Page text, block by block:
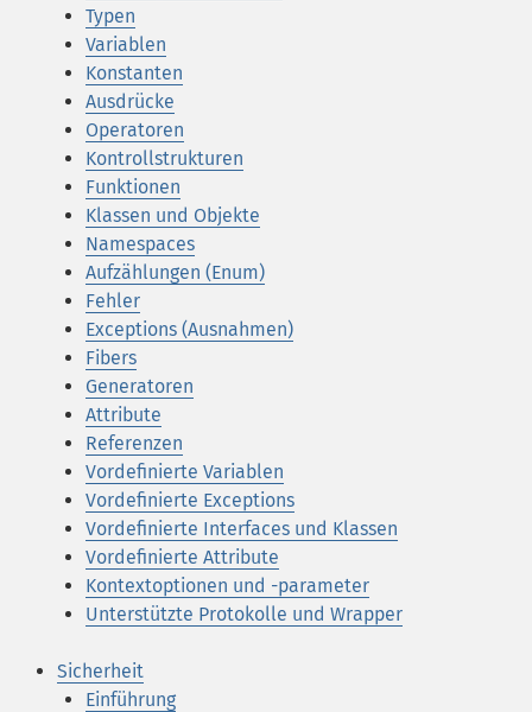
Typen
Variablen
Konstanten
Ausdrücke
Operatoren
Kontrollstrukturen
Funktionen
Klassen und Objekte
Namespaces
Aufzählungen (Enum)
Fehler
Exceptions (Ausnahmen)
Fibers
Generatoren
Attribute
Referenzen
Vordefinierte Variablen
Vordefinierte Exceptions
Vordefinierte Interfaces und Klassen
Vordefinierte Attribute
Kontextoptionen und -parameter
Unterstützte Protokolle und Wrapper
Sicherheit
Einführung